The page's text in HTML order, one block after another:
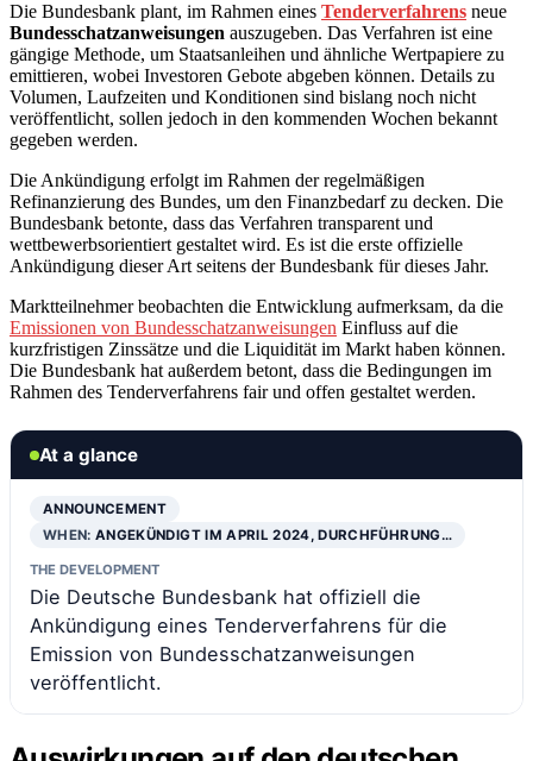
Die Bundesbank plant, im Rahmen eines Tenderverfahrens neue
Bundesschatzanweisungen auszugeben. Das Verfahren ist eine
gängige Methode, um Staatsanleihen und ähnliche Wertpapiere zu
emittieren, wobei Investoren Gebote abgeben können. Details zu
Volumen, Laufzeiten und Konditionen sind bislang noch nicht
veröffentlicht, sollen jedoch in den kommenden Wochen bekannt
gegeben werden.
Die Ankündigung erfolgt im Rahmen der regelmäßigen
Refinanzierung des Bundes, um den Finanzbedarf zu decken. Die
Bundesbank betonte, dass das Verfahren transparent und
wettbewerbsorientiert gestaltet wird. Es ist die erste offizielle
Ankündigung dieser Art seitens der Bundesbank für dieses Jahr.
Marktteilnehmer beobachten die Entwicklung aufmerksam, da die
Emissionen von Bundesschatzanweisungen Einfluss auf die
kurzfristigen Zinssätze und die Liquidität im Markt haben können.
Die Bundesbank hat außerdem betont, dass die Bedingungen im
Rahmen des Tenderverfahrens fair und offen gestaltet werden.
At a glance
ANNOUNCEMENT
WHEN:ANGEKÜNDIGT IM APRIL 2024, DURCHFÜHRUNG…
THE DEVELOPMENT
Die Deutsche Bundesbank hat offiziell die
Ankündigung eines Tenderverfahrens für die
Emission von Bundesschatzanweisungen
veröffentlicht.